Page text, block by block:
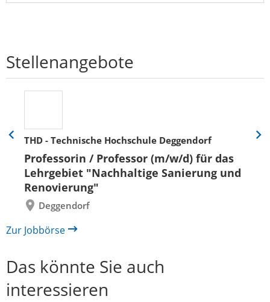
Stellenangebote
THD - Technische Hochschule Deggendorf
Professorin / Professor (m/w/d) für das
Lehrgebiet "Nachhaltige Sanierung und
Renovierung"
Deggendorf
Eine
zurück
Eine
Zur Jobbörse
Das könnte Sie auch
interessieren